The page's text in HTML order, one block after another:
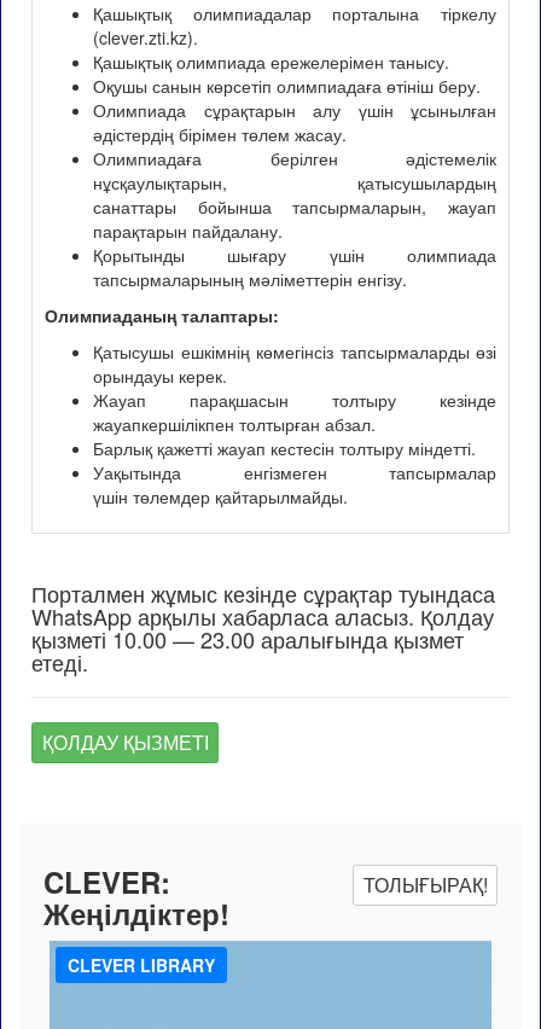
Қашықтық олимпиадалар порталына тіркелу
(clever.zti.kz).
Қашықтық олимпиада ережелерімен танысу.
Оқушы санын көрсетіп олимпиадаға өтініш беру.
Олимпиада сұрақтарын алу үшін ұсынылған
әдістердің бірімен төлем жасау.
Олимпиадаға берілген әдістемелік
нұсқаулықтарын, қатысушылардың
санаттары бойынша тапсырмаларын, жауап
парақтарын пайдалану.
Қорытынды шығару үшін олимпиада
тапсырмаларының мәліметтерін енгізу.
Олимпиаданың талаптары:
Қатысушы ешкімнің көмегінсіз тапсырмаларды өзі
орындауы керек.
Жауап парақшасын толтыру кезінде
жауапкершілікпен толтырған абзал.
Барлық қажетті жауап кестесін толтыру міндетті.
Уақытында енгізмеген тапсырмалар
үшін төлемдер қайтарылмайды.
Порталмен жұмыс кезінде сұрақтар туындаса
WhatsApp арқылы хабарласа аласыз. Қолдау
қызметі 10.00 — 23.00 аралығында қызмет
етеді.
ҚОЛДАУ ҚЫЗМЕТІ
CLEVER:
Жеңілдіктер!
ТОЛЫҒЫРАҚ!
CLEVER LIBRARY